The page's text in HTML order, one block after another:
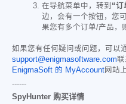
在导航菜单中，转到 “订
边，会有一个按钮，您
果您有多个订单/产品，
如果您有任何疑问或问题，可以
support@enigmasoftware.com
EnigmaSoft 的 MyAccount网站
------
SpyHunter 购买详情